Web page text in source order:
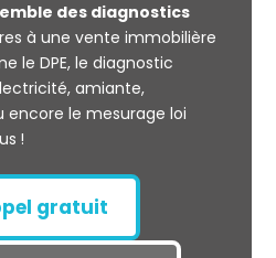
des diagnostics
à une vente immobilière
le DPE, le diagnostic
amiante,
le mesurage loi
!
gratuit